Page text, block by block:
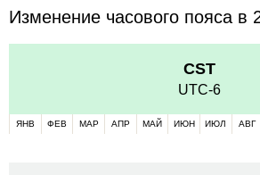
Изменение часового пояса в
CST
UTC-6
ЯНВ ФЕВ МАР АПР МАЙ ИЮН ИЮЛ АВГ